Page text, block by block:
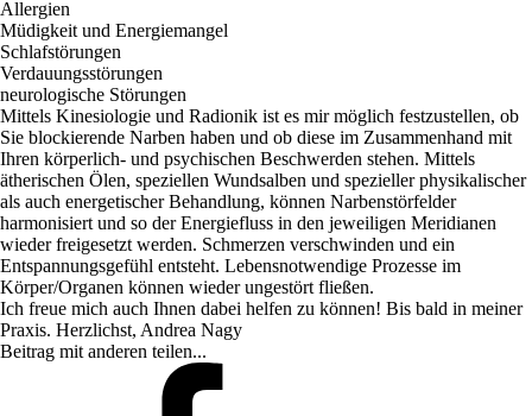
Allergien
Müdigkeit und Energiemangel
Schlafstörungen
Verdauungsstörungen
neurologische Störungen
Mittels Kinesiologie und Radionik ist es mir möglich festzustellen, ob
Sie blockierende Narben haben und ob diese im Zusammenhand mit
Ihren körperlich- und psychischen Beschwerden stehen. Mittels
ätherischen Ölen, speziellen Wundsalben und spezieller physikalischer
als auch energetischer Behandlung, können Narbenstörfelder
harmonisiert und so der Energiefluss in den jeweiligen Meridianen
wieder freigesetzt werden. Schmerzen verschwinden und ein
Entspannungsgefühl entsteht. Lebensnotwendige Prozesse im
Körper/Organen können wieder ungestört fließen.
Ich freue mich auch Ihnen dabei helfen zu können! Bis bald in meiner
Praxis. Herzlichst, Andrea Nagy
Beitrag mit anderen teilen...